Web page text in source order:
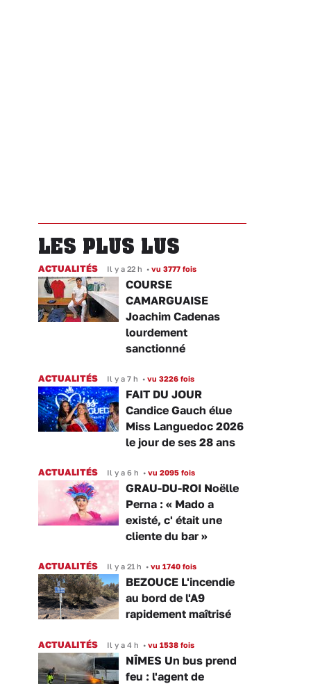
LES PLUS LUS
ACTUALITÉS Il y a 22 h • vu 3777 fois
COURSE
CAMARGUAISE
Joachim Cadenas
lourdement
sanctionné
ACTUALITÉS Il y a 7 h • vu 3226 fois
FAIT DU JOUR
Candice Gauch élue
Miss Languedoc 2026
le jour de ses 28 ans
ACTUALITÉS Il y a 6 h • vu 2095 fois
GRAU-DU-ROI Noëlle
Perna : « Mado a
existé, c' était une
cliente du bar »
ACTUALITÉS Il y a 21 h • vu 1740 fois
BEZOUCE L'incendie
au bord de l'A9
rapidement maîtrisé
ACTUALITÉS Il y a 4 h • vu 1538 fois
NÎMES Un bus prend
feu : l'agent de